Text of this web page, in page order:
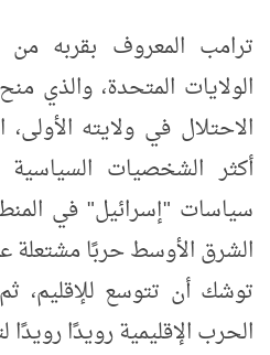
ترامب المعروف بقربه من
الولايات المتحدة، والذي
الاحتلال في ولايته
أكثر الشخصيات السياسية
سياسات "إسرائيل" في
الشرق الأوسط حربًا مشتعلة
توشك أن تتوسع
الحرب الإقليمية رويدًا